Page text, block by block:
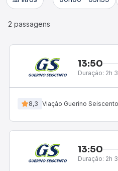
2 passagens
13:50
Duração: 2h
8,3 Viação Guerino Seiscento
13:50
Duração: 2h